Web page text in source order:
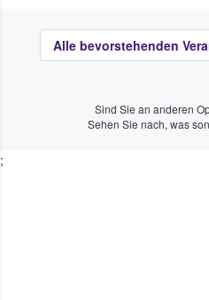
Alle bevorstehenden
Sind Sie an anderen
Sehen Sie nach, was
;